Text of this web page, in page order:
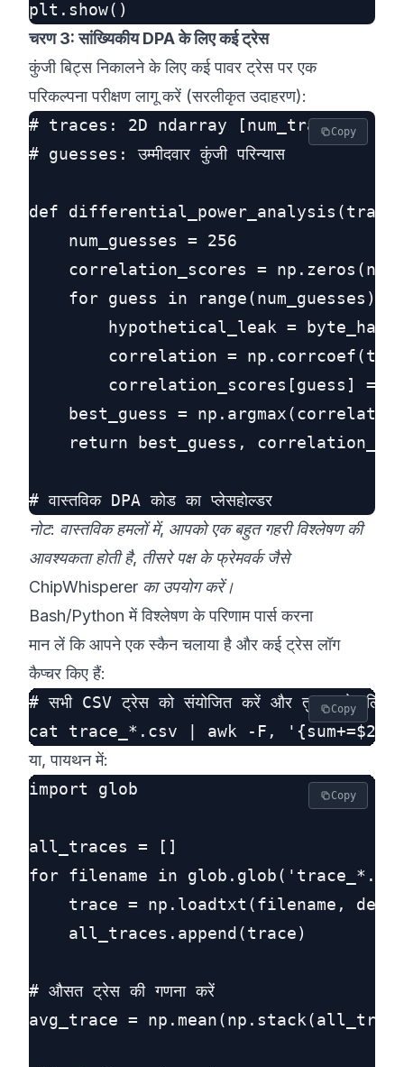
चरण 3: सांख्यिकीय DPA के लिए कई ट्रेस
कुंजी बिट्स निकालने के लिए कई पावर ट्रेस पर एक
परिकल्पना परीक्षण लागू करें (सरलीकृत उदाहरण):
# traces: 2D ndarray [num_traces x
# guesses: उम्मीदवार कुंजी परिन्यास
def
    num_guesses = 256
correlation_scores =
    for guess in range(num_guesses):
hypothetical_leak =
correlation =
correlation_scores[guess] =
best_guess =
return best_guess,
Copy
नोट: वास्तविक हमलों में, आपको एक बहुत गहरी विश्लेषण की
आवश्यकता होती है, तीसरे पक्ष के फ्रेमवर्क जैसे
ChipWhisperer का उपयोग करें।
Bash/Python में विश्लेषण के परिणाम पार्स करना
मान लें कि आपने एक स्कैन चलाया है और कई ट्रेस लॉग
कैप्चर किए हैं:
# सभी CSV ट्रेस को संयोजित करें और तुलना के लिए
Copy
या, पायथन में:
import glob
all_traces = []
for filename in
trace = np.loadtxt(filename,
    all_traces.append(trace)
# औसत ट्रेस की गणना करें
avg_trace =
Copy